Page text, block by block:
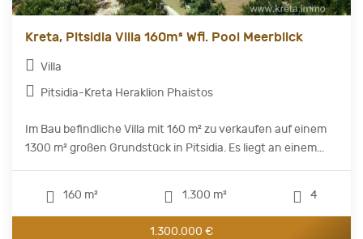
Kreta, Pitsidia Villa 160m² Wfl. Pool Meerblick
Villa
Pitsidia-Kreta Heraklion Phaistos
Im Bau befindliche Villa mit 160 m² zu verkaufen auf einem
1300 m² großen Grundstück in Pitsidia. Es liegt an einem...
160 m² 1.300 m² 4
1.300.000 €